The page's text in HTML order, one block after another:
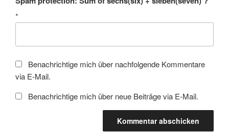
*
Benachrichtige mich über nachfolgende Kommentare
via E-Mail.
Benachrichtige mich über neue Beiträge via E-Mail.